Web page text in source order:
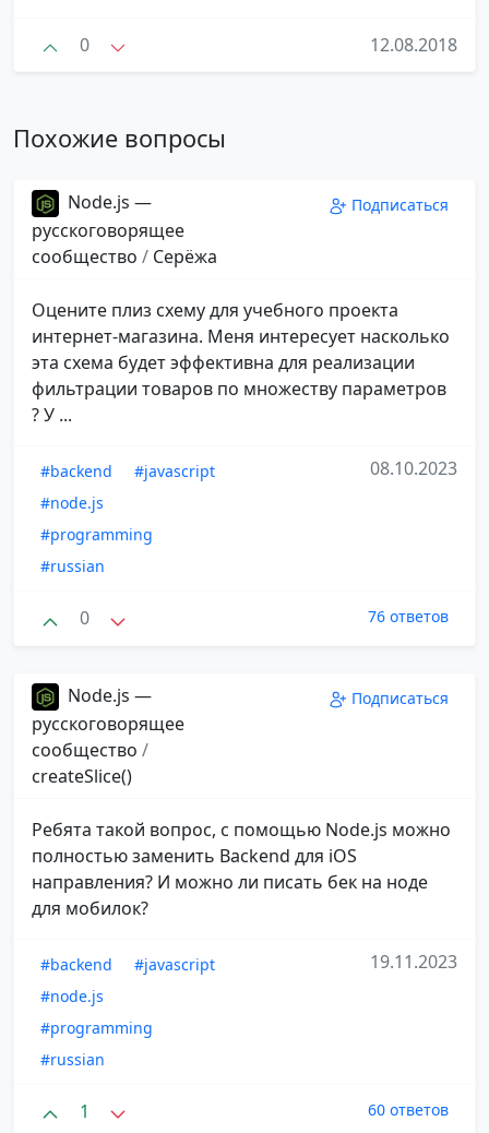
0 12.08.2018
Похожие вопросы
Node.js —
русскоговорящее
сообщество / Серёжа
Подписаться
Оцените плиз схему для учебного проекта
интернет-магазина. Меня интересует насколько
эта схема будет эффективна для реализации
фильтрации товаров по множеству параметров
? У ...
#backend
#javascript
#node.js
#programming
#russian
08.10.2023
0 76 ответов
Node.js —
русскоговорящее
сообщество /
createSlice()
Подписаться
Ребята такой вопрос, с помощью Node.js можно
полностью заменить Backend для iOS
направления? И можно ли писать бек на ноде
для мобилок?
#backend
#javascript
#node.js
#programming
#russian
19.11.2023
1 60 ответов